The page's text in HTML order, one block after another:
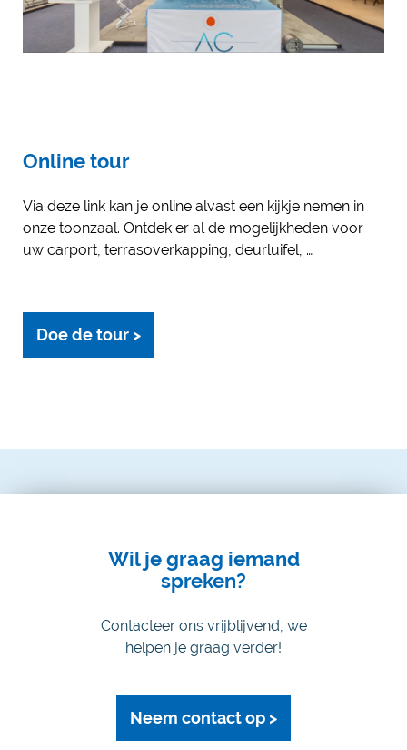
Online tour
Via deze link kan je online alvast een kijkje nemen in
onze toonzaal. Ontdek er al de mogelijkheden voor
uw carport, terrasoverkapping, deurluifel, …
Doe de tour >
Wil je graag iemand
spreken?
Contacteer ons vrijblijvend, we
helpen je graag verder!
Neem contact op >